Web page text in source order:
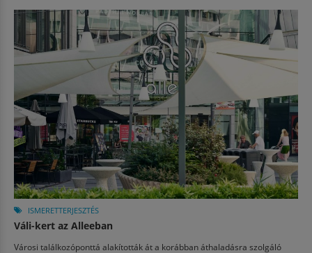
ISMERETTERJESZTÉS
Váli-kert az Alleeban
Városi találkozóponttá alakították át a korábban áthaladásra szolgáló